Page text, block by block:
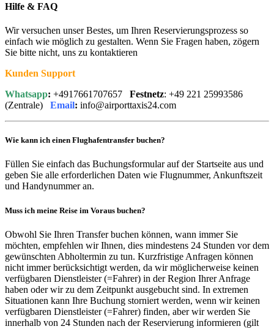
Hilfe & FAQ
Wir versuchen unser Bestes, um Ihren Reservierungsprozess so
einfach wie möglich zu gestalten. Wenn Sie Fragen haben, zögern
Sie bitte nicht, uns zu kontaktieren
Kunden Support
Whatsapp: +4917661707657 Festnetz: +49 221 25993586
(Zentrale) Email: info@airporttaxis24.com
Wie kann ich einen Flughafentransfer buchen?
Füllen Sie einfach das Buchungsformular auf der Startseite aus und
geben Sie alle erforderlichen Daten wie Flugnummer, Ankunftszeit
und Handynummer an.
Muss ich meine Reise im Voraus buchen?
Obwohl Sie Ihren Transfer buchen können, wann immer Sie
möchten, empfehlen wir Ihnen, dies mindestens 24 Stunden vor dem
gewünschten Abholtermin zu tun. Kurzfristige Anfragen können
nicht immer berücksichtigt werden, da wir möglicherweise keinen
verfügbaren Dienstleister (=Fahrer) in der Region Ihrer Anfrage
haben oder wir zu dem Zeitpunkt ausgebucht sind. In extremen
Situationen kann Ihre Buchung storniert werden, wenn wir keinen
verfügbaren Dienstleister (=Fahrer) finden, aber wir werden Sie
innerhalb von 24 Stunden nach der Reservierung informieren (gilt